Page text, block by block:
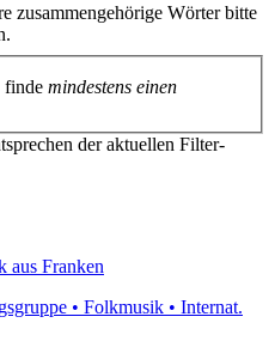
zusammengehörige Wörter bitte
finde mindestens einen
der aktuellen Filter-
aus Franken
• Folkmusik • Internat.